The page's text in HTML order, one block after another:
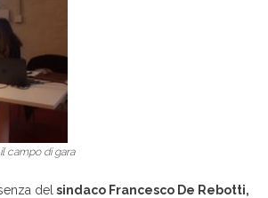
campo di gara
del sindaco Francesco De Rebotti,